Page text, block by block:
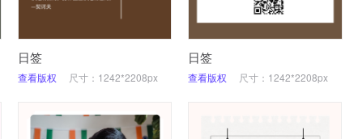
日签
查看版权 尺寸：1242*2208px
日签
查看版权 尺寸：1242*2208px